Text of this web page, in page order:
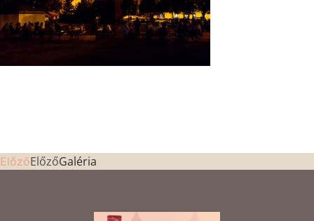
ElőzőElőzőGaléria